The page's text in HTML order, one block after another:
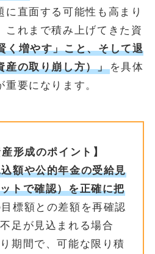
に直面する可能性も高まり
これまで積み上げてきた資
く増やす」こと、そして退
産の取り崩し方）」を具体
要になります。
形成のポイント】
額や公的年金の受給見
トで確認）を正確に把
標額との差額を再確認
足が見込まれる場合
期間で、可能な限り積